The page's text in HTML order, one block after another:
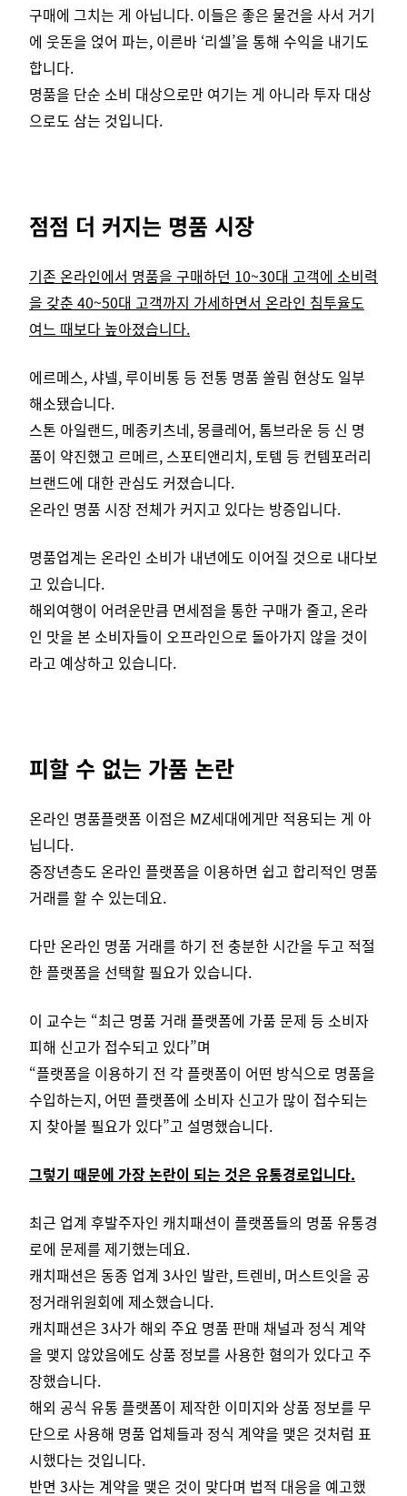
구매에 그치는 게 아닙니다. 이들은 좋은 물건을 사서 거기
에 웃돈을 얹어 파는, 이른바 ‘리셀’을 통해 수익을 내기도
합니다.
명품을 단순 소비 대상으로만 여기는 게 아니라 투자 대상
으로도 삼는 것입니다.
점점 더 커지는 명품 시장
기존 온라인에서 명품을 구매하던 10~30대 고객에 소비력
을 갖춘 40~50대 고객까지 가세하면서 온라인 침투율도
여느 때보다 높아졌습니다.
에르메스, 샤넬, 루이비통 등 전통 명품 쏠림 현상도 일부
해소됐습니다.
스톤 아일랜드, 메종키츠네, 몽클레어, 톰브라운 등 신 명
품이 약진했고 르메르, 스포티앤리치, 토템 등 컨템포러리
브랜드에 대한 관심도 커졌습니다.
온라인 명품 시장 전체가 커지고 있다는 방증입니다.
명품업계는 온라인 소비가 내년에도 이어질 것으로 내다보
고 있습니다.
해외여행이 어려운만큼 면세점을 통한 구매가 줄고, 온라
인 맛을 본 소비자들이 오프라인으로 돌아가지 않을 것이
라고 예상하고 있습니다.
피할 수 없는 가품 논란
온라인 명품플랫폼 이점은 MZ세대에게만 적용되는 게 아
닙니다.
중장년층도 온라인 플랫폼을 이용하면 쉽고 합리적인 명품
거래를 할 수 있는데요.
다만 온라인 명품 거래를 하기 전 충분한 시간을 두고 적절
한 플랫폼을 선택할 필요가 있습니다.
이 교수는 “최근 명품 거래 플랫폼에 가품 문제 등 소비자
피해 신고가 접수되고 있다”며
“플랫폼을 이용하기 전 각 플랫폼이 어떤 방식으로 명품을
수입하는지, 어떤 플랫폼에 소비자 신고가 많이 접수되는
지 찾아볼 필요가 있다”고 설명했습니다.
그렇기 때문에 가장 논란이 되는 것은 유통경로입니다.
최근 업계 후발주자인 캐치패션이 플랫폼들의 명품 유통경
로에 문제를 제기했는데요.
캐치패션은 동종 업계 3사인 발란, 트렌비, 머스트잇을 공
정거래위원회에 제소했습니다.
캐치패션은 3사가 해외 주요 명품 판매 채널과 정식 계약
을 맺지 않았음에도 상품 정보를 사용한 혐의가 있다고 주
장했습니다.
해외 공식 유통 플랫폼이 제작한 이미지와 상품 정보를 무
단으로 사용해 명품 업체들과 정식 계약을 맺은 것처럼 표
시했다는 것입니다.
반면 3사는 계약을 맺은 것이 맞다며 법적 대응을 예고했